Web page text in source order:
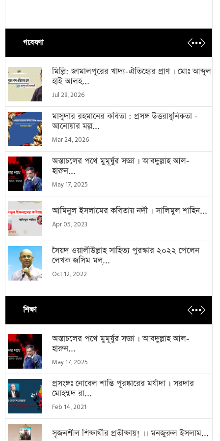
গবেষণা
মিল্লি: জামালপুরের খাদ্য-ঐতিহ্যের প্রাণ । মোঃ আব্দুল
হাই আলহ...
Jul 29, 2026
মাসুদার রহমানের কবিতা : প্রসঙ্গ উত্তরাধুনিকতা -
আনোয়ার মল্ল...
Mar 24, 2026
অস্তাচলের পথে মুমূর্ষুর সজ্ঞা । আবদুল্লাহ আল-
হারুন...
May 17, 2025
আমিনুল ইসলামের কবিতায় নদী । সালিমুল শাহিন...
Apr 05, 2023
সৈয়দ ওয়ালীউল্লাহ সাহিত্য পুরস্কার ২০২২ পেলেন
লেখক জসিম মল্...
Oct 12, 2022
শিক্ষা
অস্তাচলের পথে মুমূর্ষুর সজ্ঞা । আবদুল্লাহ আল-
হারুন...
May 17, 2025
প্রসংঙ্গঃ নোবেল শান্তি পূরষ্কারের মর্যাদা । সরদার
মোহম্মদ রা...
Feb 14, 2021
সৃজনশীল শিক্ষার্থীর প্রতীক্ষায়! ।। মনজুরুল ইসলাম...